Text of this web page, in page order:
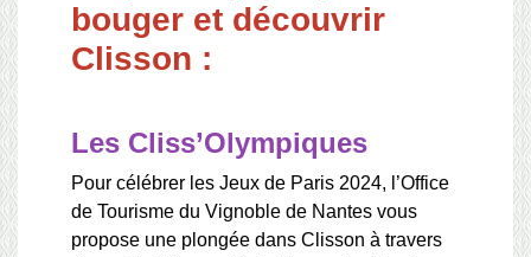
bouger et découvrir
Clisson :
Les Cliss’Olympiques
Pour célébrer les Jeux de Paris 2024, l’Office
de Tourisme du Vignoble de Nantes vous
propose une plongée dans Clisson à travers